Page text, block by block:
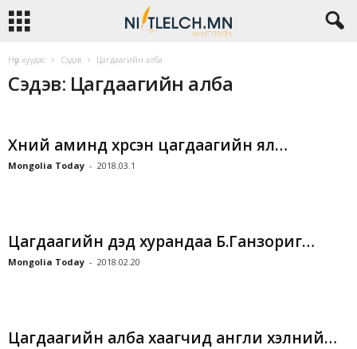
Нүүр хуудас Сэдэв Цагдаагийн алба
Сэдэв: Цагдаагийн алба
Хүний аминд хүрсэн цагдаагийн ял…
Mongolia Today - 2018.03.1
Цагдаагийн дэд хурандаа Б.Ганзориг…
Mongolia Today - 2018.02.20
Цагдаагийн алба хаагчид англи хэлний…